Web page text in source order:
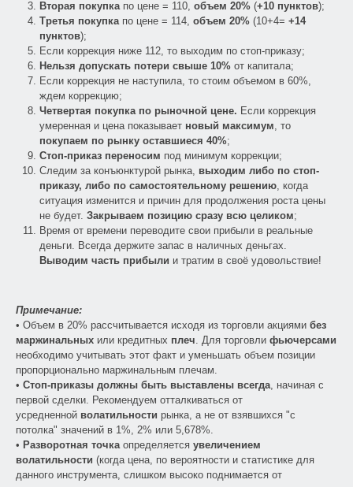
Вторая покупкапо цене = 110, объем 20% (+10 пунктов);
Третья покупкапо цене = 114, объем 20% (10+4= +14
пунктов);
Если коррекция ниже 112, то выходим по стоп-приказу;
Нельзя допускать потери свыше 10% от капитала;
Если коррекция не наступила, то стоим объемом в 60%,
ждем коррекцию;
Четвертая покупка по рыночной цене. Если коррекция
умеренная и цена показывает новый максимум, то
покупаем по рынку оставшиеся 40%;
Стоп-приказ переносим под минимум коррекции;
Следим за конъюнктурой рынка, выходим либо по стоп-
приказу, либо по самостоятельному решению, когда
ситуация изменится и причин для продолжения роста цены
не будет. Закрываем позицию сразу всю целиком;
Время от времени переводите свои прибыли в реальные
деньги. Всегда держите запас в наличных деньгах.
Выводим часть прибыли и тратим в своё удовольствие!
Примечание:
• Объем в 20% рассчитывается исходя из торговли акциями без
маржинальных или кредитных плеч. Для торговли фьючерсами
необходимо учитывать этот факт и уменьшать объем позиции
пропорционально маржинальным плечам.
• Стоп-приказы должны быть выставлены всегда, начиная с
первой сделки. Рекомендуем отталкиваться от
усредненной волатильности рынка, а не от взявшихся "с
потолка" значений в 1%, 2% или 5,678%.
• Разворотная точкаопределяется увеличением
волатильности (когда цена, по вероятности и статистике для
данного инструмента, слишком высоко поднимается от